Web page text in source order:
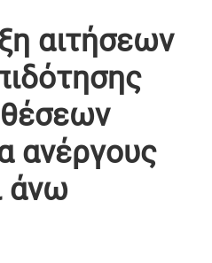
αιτήσεων
ανέργους
άνω